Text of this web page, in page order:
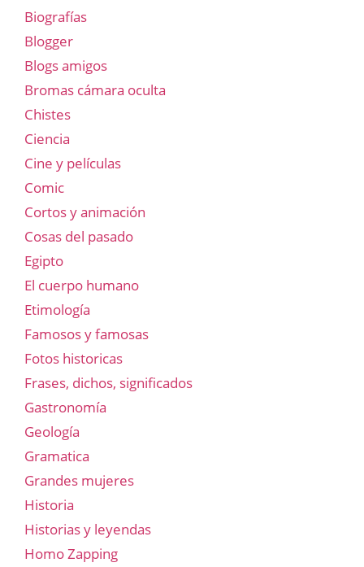
Biografías
Blogger
Blogs amigos
Bromas cámara oculta
Chistes
Ciencia
Cine y películas
Comic
Cortos y animación
Cosas del pasado
Egipto
El cuerpo humano
Etimología
Famosos y famosas
Fotos historicas
Frases, dichos, significados
Gastronomía
Geología
Gramatica
Grandes mujeres
Historia
Historias y leyendas
Homo Zapping